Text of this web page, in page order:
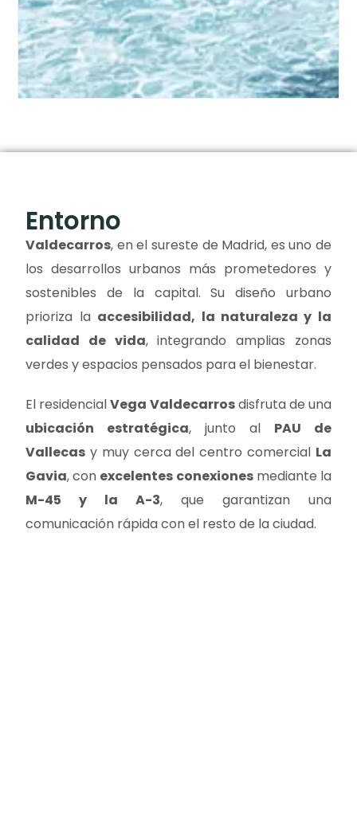
Entorno
Valdecarros, en el sureste de Madrid, es uno de
los desarrollos urbanos más prometedores y
sostenibles de la capital. Su diseño urbano
prioriza la accesibilidad, la naturaleza y la
calidad de vida, integrando amplias zonas
verdes y espacios pensados para el bienestar.
El residencialVega Valdecarrosdisfruta de una
ubicación estratégica, junto al PAU de
Vallecas y muy cerca del centro comercial La
Gavia, con excelentes conexionesmediante la
M-45 y la A-3, que garantizan una
comunicación rápida con el resto de la ciudad.